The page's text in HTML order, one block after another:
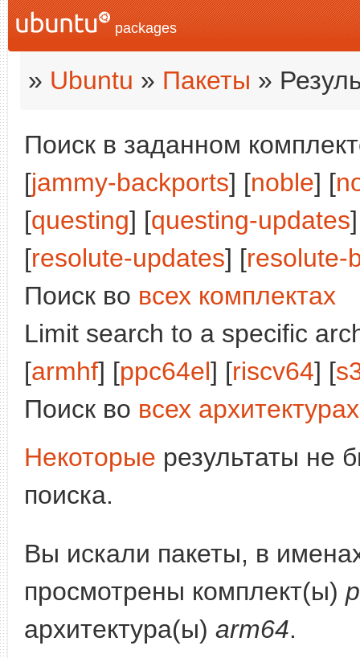
packages
» Ubuntu » Пакеты »
Поиск в заданном
[jammy-backports] [noble] [
[questing] [questing-updates
[resolute-updates] [resolute-
Поиск во всех комплектах
Limit search to a specific
[armhf] [ppc64el] [riscv64] [
Поиск во всех архитектурах
Некоторые результаты не
поиска.
Вы искали пакеты, в
просмотрены комплект(ы)
архитектура(ы) arm64.